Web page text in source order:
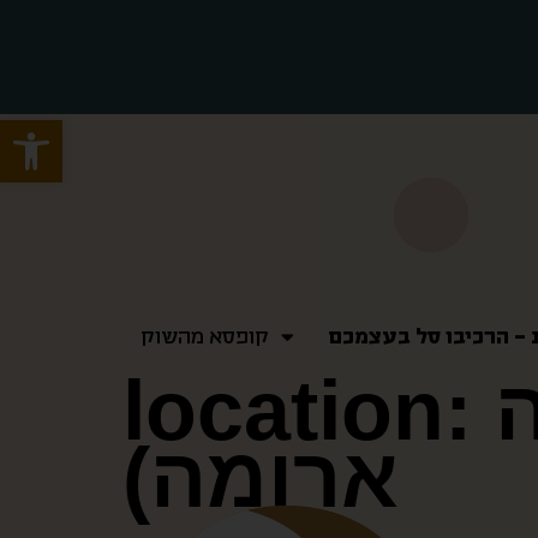
Open toolbar
קופסא מהשוק – הרכיבו סל בעצמכם קופסא מהשוק – הרכיבו סל בעצמכם
location:
ארומה)